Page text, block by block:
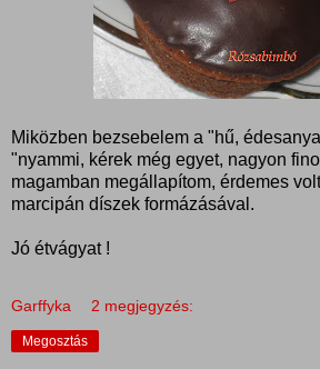
Miközben bezsebelem a "hű,
"nyammi, kérek még egyet, nagyon
magamban megállapítom, érdemes
marcipán díszek formázásával.
Jó étvágyat !
Garffyka 2 megjegyzés:
Megosztás